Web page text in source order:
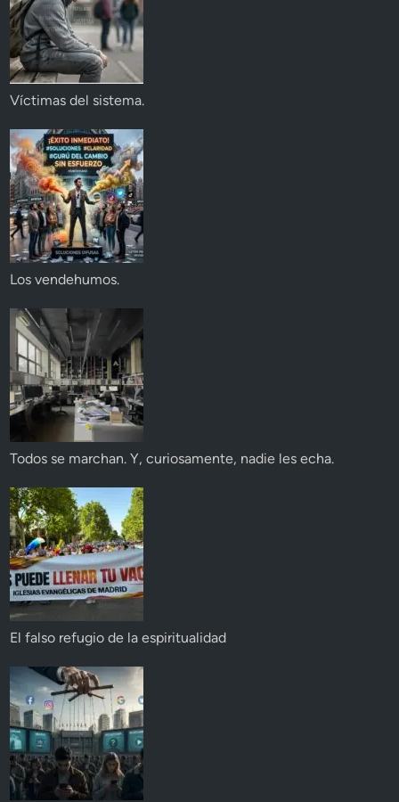
Víctimas del sistema.
Los vendehumos.
Todos se marchan. Y, curiosamente, nadie les echa.
El falso refugio de la espiritualidad